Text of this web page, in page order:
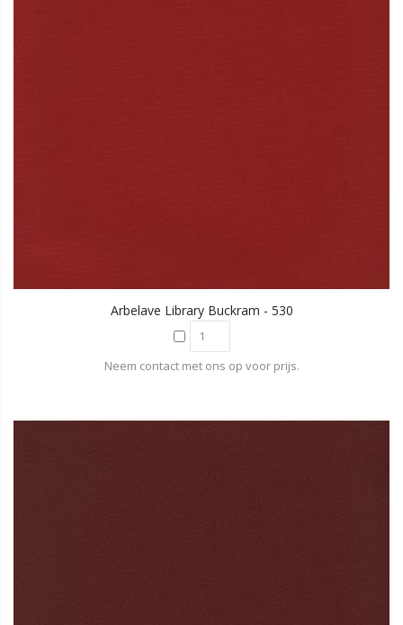
Arbelave Library Buckram - 530
Neem contact met ons op voor prijs.